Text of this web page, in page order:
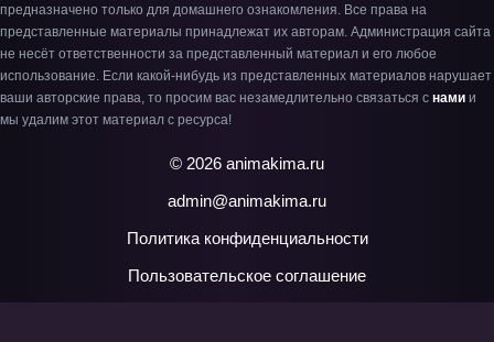
предназначено только для домашнего ознакомления. Все права на
представленные материалы принадлежат их авторам. Администрация сайта
не несёт ответственности за представленный материал и его любое
использование. Если какой-нибудь из представленных материалов нарушает
ваши авторские права, то просим вас незамедлительно связаться с нами и
мы удалим этот материал с ресурса!
© 2026 animakima.ru
admin@animakima.ru
Политика конфиденциальности
Пользовательское соглашение